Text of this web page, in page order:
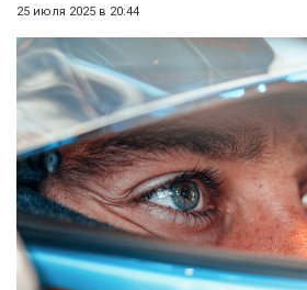
25 июля 2025 в 20:44